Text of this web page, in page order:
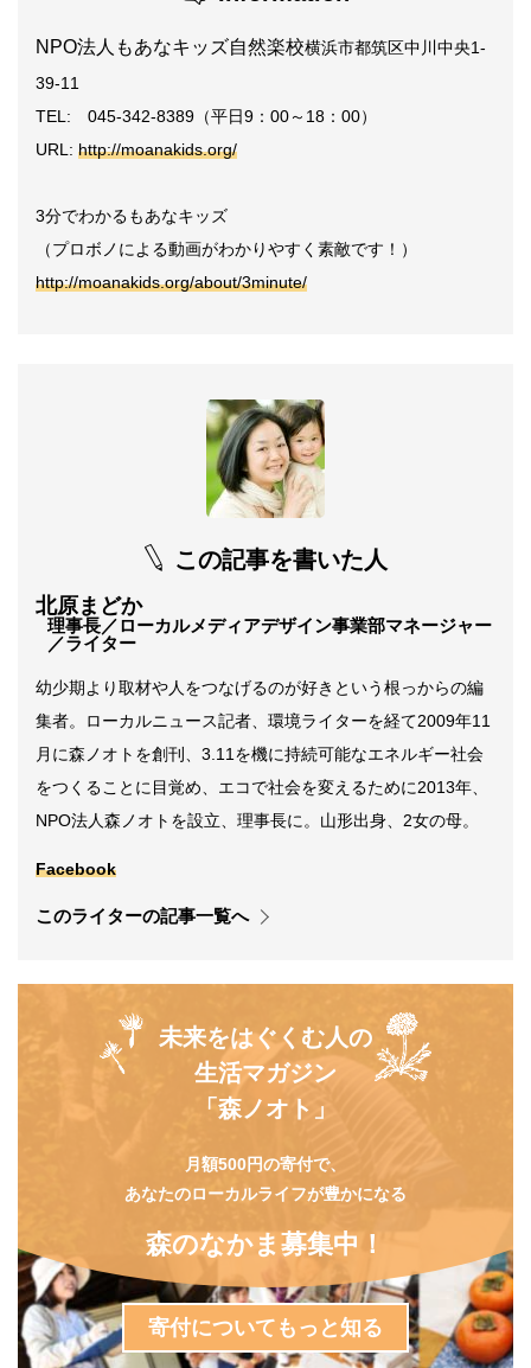
NPO法人もあなキッズ自然楽校横浜市都筑区中川中央1-
39-11
TEL: 045-342-8389（平日9：00～18：00）
URL: http://moanakids.org/
3分でわかるもあなキッズ
（プロボノによる動画がわかりやすく素敵です！）
http://moanakids.org/about/3minute/
この記事を書いた人
北原まどか
理事長／ローカルメディアデザイン事業部マネージャー
／ライター
幼少期より取材や人をつなげるのが好きという根っからの編
集者。ローカルニュース記者、環境ライターを経て2009年11
月に森ノオトを創刊、3.11を機に持続可能なエネルギー社会
をつくることに目覚め、エコで社会を変えるために2013年、
NPO法人森ノオトを設立、理事長に。山形出身、2女の母。
Facebook
このライターの記事一覧へ
未来をはぐくむ人の
生活マガジン
「森ノオト」
月額500円の寄付で、
あなたのローカルライフが豊かになる
森のなかま募集中！
寄付についてもっと知る